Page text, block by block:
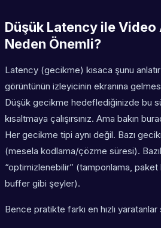
Düşük Latency ile Video
Neden Önemli?
Latency (gecikme) kısaca şunu
görüntünün izleyicinin ekranına
Düşük gecikme hedeflediğinizde bu
kısaltmaya çalışırsınız. Ama bakın
Her gecikme tipi aynı değil. Bazı
(mesela kodlama/çözme süresi).
“optimizlenebilir” (tamponlama, paket
buffer gibi şeyler).
Bence pratikte farkı en hızlı yaratanlar